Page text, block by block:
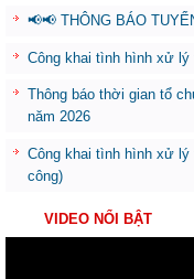
📢📢 THÔNG BÁO
Công khai tình hình xử
Thông báo thời gian tổ
năm 2026
Công khai tình hình xử lý
công)
VIDEO NỔI BẬT